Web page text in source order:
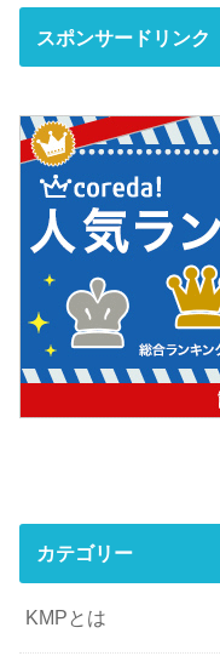
スポンサードリンク
カテゴリー
KMPとは